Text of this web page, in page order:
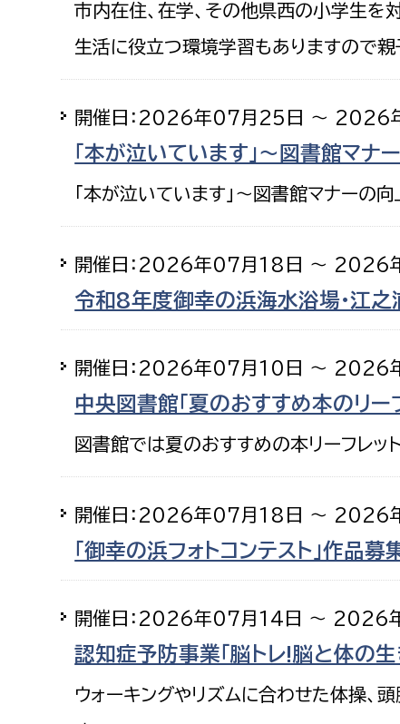
経営総務課
給排水業務課
水道整備課
下水道整備課
浄水管理課
教育総
保健給
教育指
農業委員会事務局 議会局
市内在住、在学、その他県西の小学生を
生活に役立つ環境学習もありますので親
開催日：2026年07月25日 ～ 2026
「本が泣いています」～図書館マナ
「本が泣いています」～図書館マナーの
開催日：2026年07月18日 ～ 2026
令和8年度御幸の浜海水浴場・江之
開催日：2026年07月10日 ～ 2026
中央図書館「夏のおすすめ本のリー
図書館では夏のおすすめの本リーフレッ
開催日：2026年07月18日 ～ 2026
「御幸の浜フォトコンテスト」作品募
開催日：2026年07月14日 ～ 2026
認知症予防事業「脳トレ!脳と体の生
ウォーキングやリズムに合わせた体操、